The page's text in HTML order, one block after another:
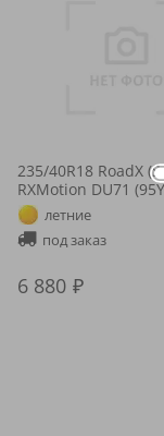
235/40R18 RoadX
RXMotion DU71
летние
под заказ
6 880